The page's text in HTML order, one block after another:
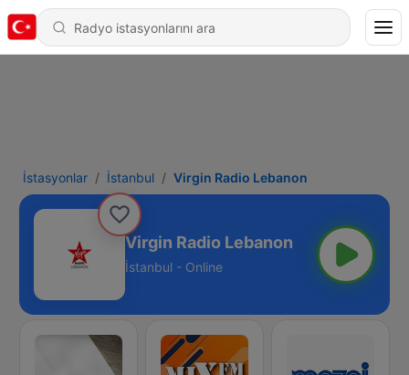
İstasyonlar İstanbul Virgin Radio Lebanon
Virgin Radio Lebanon
İstanbul - Online